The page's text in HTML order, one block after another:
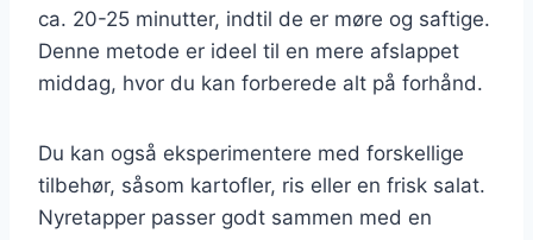
ca. 20-25 minutter, indtil de er møre og saftige.
Denne metode er ideel til en mere afslappet
middag, hvor du kan forberede alt på forhånd.
Du kan også eksperimentere med forskellige
tilbehør, såsom kartofler, ris eller en frisk salat.
Nyretapper passer godt sammen med en